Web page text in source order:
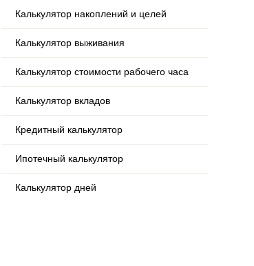
Калькулятор накоплений и целей
Калькулятор выживания
Калькулятор стоимости рабочего часа
Калькулятор вкладов
Кредитный калькулятор
Ипотечный калькулятор
Калькулятор дней